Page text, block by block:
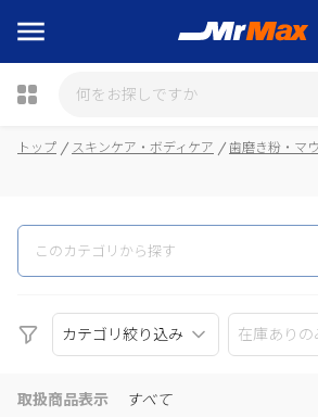
瓶詰
トップ スキンケア・ボディケア 歯磨き粉・マ
カテゴリ絞り込み 在庫ありの
取扱商品表示 すべて